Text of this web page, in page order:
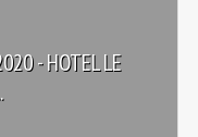
- HOTEL LE